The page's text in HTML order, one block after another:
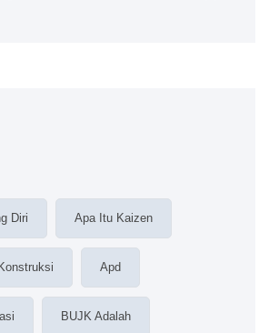
Diri Apa Itu Kaizen
Apd
BUJK Adalah